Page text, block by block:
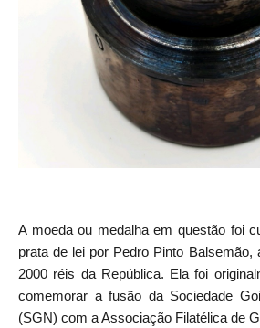
A moeda ou medalha em questão foi
prata de lei por Pedro Pinto Balsemão,
2000 réis da República. Ela foi
comemorar a fusão da Sociedade
(SGN) com a Associação Filatélica de